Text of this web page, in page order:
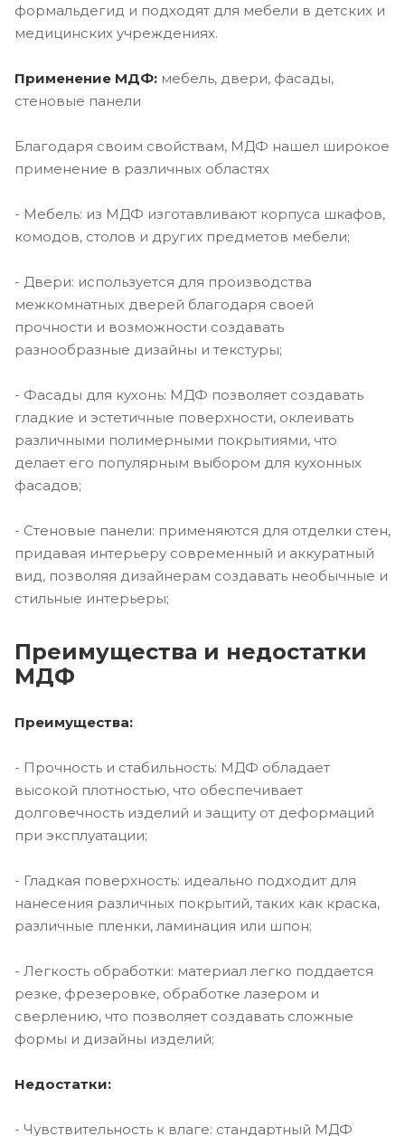
формальдегид и подходят для мебели в детских и
медицинских учреждениях.
Применение МДФ: мебель, двери, фасады,
стеновые панели
Благодаря своим свойствам, МДФ нашел широкое
применение в различных областях
- Мебель: из МДФ изготавливают корпуса шкафов,
комодов, столов и других предметов мебели;
- Двери: используется для производства
межкомнатных дверей благодаря своей
прочности и возможности создавать
разнообразные дизайны и текстуры;
- Фасады для кухонь: МДФ позволяет создавать
гладкие и эстетичные поверхности, оклеивать
различными полимерными покрытиями, что
делает его популярным выбором для кухонных
фасадов;
- Стеновые панели: применяются для отделки стен,
придавая интерьеру современный и аккуратный
вид, позволяя дизайнерам создавать необычные и
стильные интерьеры;
Преимущества и недостатки
МДФ
Преимущества:
- Прочность и стабильность: МДФ обладает
высокой плотностью, что обеспечивает
долговечность изделий и защиту от деформаций
при эксплуатации;
- Гладкая поверхность: идеально подходит для
нанесения различных покрытий, таких как краска,
различные пленки, ламинация или шпон;
- Легкость обработки: материал легко поддается
резке, фрезеровке, обработке лазером и
сверлению, что позволяет создавать сложные
формы и дизайны изделий;
Недостатки:
- Чувствительность к влаге: стандартный МДФ